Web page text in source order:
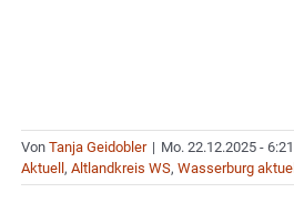
Von Tanja Geidobler | Mo. 22.12.2025 - 6:21
Aktuell , Altlandkreis WS, Wasserburg aktuell